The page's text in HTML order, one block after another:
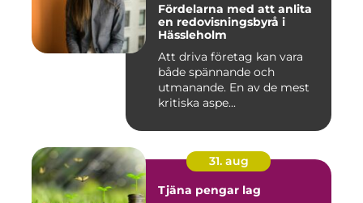
Fördelarna med att anlita
en redovisningsbyrå i
Hässleholm
Att driva företag kan vara
både spännande och
utmanande. En av de mest
kritiska aspe...
31. aug
Tjäna pengar lag